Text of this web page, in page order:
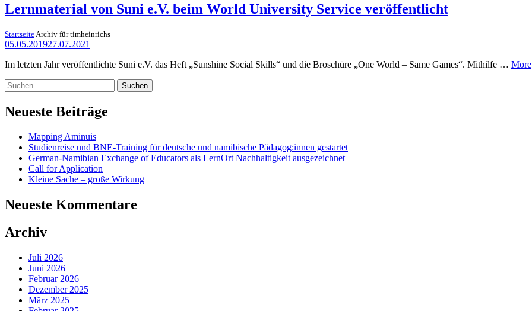
Lernmaterial von Suni e.V. beim World University Service veröffentlicht
StartseiteArchiv für timheinrichs
05.05.201927.07.2021
Im letzten Jahr veröffentlichte Suni e.V. das Heft „Sunshine Social Skills“ und die Broschüre „One World – Same Games“. Mithilfe … More
Suchen
nach:
Neueste Beiträge
Mapping Aminuis
Studienreise und BNE-Training für deutsche und namibische Pädagog:innen gestartet
German-Namibian Exchange of Educators als LernOrt Nachhaltigkeit ausgezeichnet
Call for Application
Kleine Sache – große Wirkung
Neueste Kommentare
Archiv
Juli 2026
Juni 2026
Februar 2026
Dezember 2025
März 2025